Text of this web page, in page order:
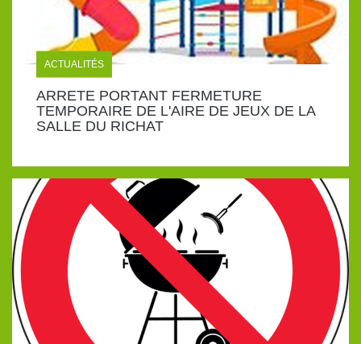
ACTUALITÉS
ARRETE PORTANT FERMETURE
TEMPORAIRE DE L'AIRE DE JEUX DE LA
SALLE DU RICHAT